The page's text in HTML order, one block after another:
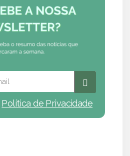
Política de Privacidade